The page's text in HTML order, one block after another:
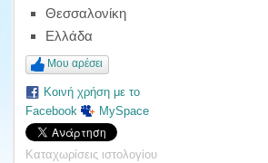
Θεσσαλονίκη
Ελλάδα
Μου αρέσει
Κοινή χρήση με το
Facebook
MySpace
Καταχωρίσεις ιστολογίου